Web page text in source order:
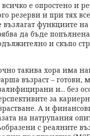
е опростено и
резерви и при тях
функциите
да бъде
и скъпо
такива хора има
възраст –
и... без
за
А и
на натрупания
с реалните